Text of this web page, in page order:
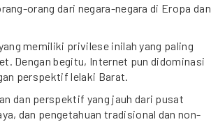
orang dari negara-negara di Eropa dan
memiliki privilese inilah yang paling
Dengan begitu, Internet pun didominasi
perspektif lelaki Barat.
dan perspektif yang jauh dari pusat
dan pengetahuan tradisional dan non-